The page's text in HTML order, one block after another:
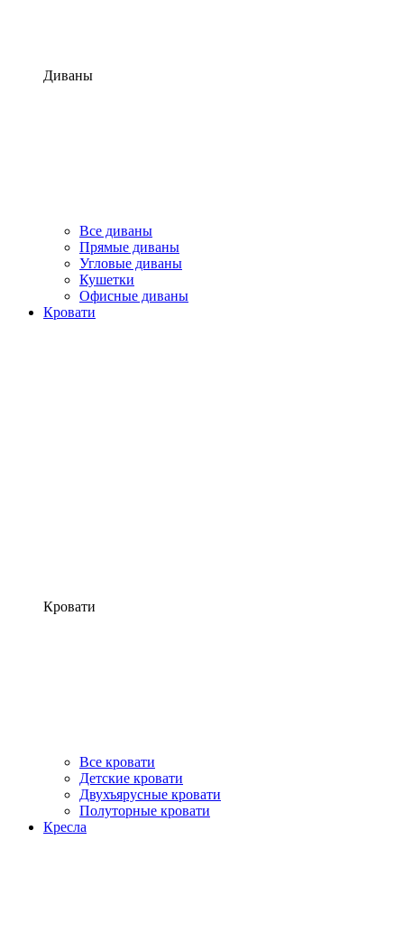
Диваны
Все диваны
Прямые диваны
Угловые диваны
Кушетки
Офисные диваны
Кровати
Кровати
Все кровати
Детские кровати
Двухъярусные кровати
Полуторные кровати
Кресла